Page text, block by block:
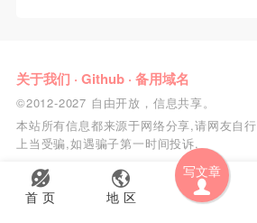
首 页 地 区
写文章
关于我们 · Github· 备用域名
©2012-2027 自由开放，信息共享。
本站所有信息都来源于网络分享,请网友自
上当受骗,如遇骗子第一时间投诉.